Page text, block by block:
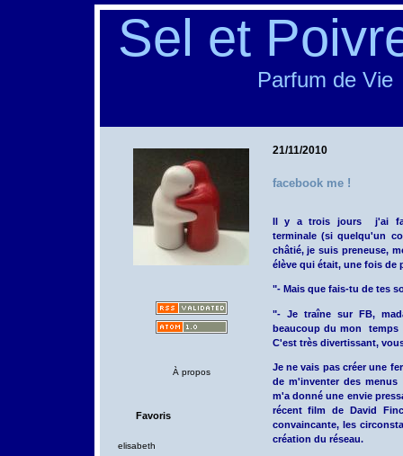
Sel et
Parfum de Vie
À propos
Favoris
elisabeth
21/11/2010
facebook me !
Il y a trois jours j'ai
terminale (si quelqu'un
châtié, je suis preneuse,
élève qui était, une fois de
"- Mais que fais-tu de tes
"- Je traîne sur FB,
beaucoup du mon temps
C'est très divertissant,
Je ne vais pas créer une
de m'inventer des menus
m'a donné une envie
récent film de David
convaincante, les
création du réseau.